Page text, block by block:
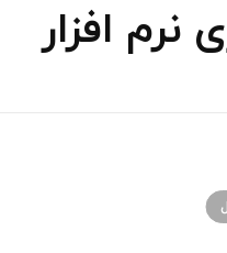
افزار